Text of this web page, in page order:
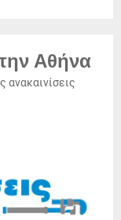
Αθήνα
ανακαινίσεις